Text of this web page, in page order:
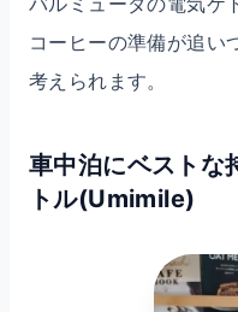
コーヒーの準備が追い
考えられます。
車中泊にベストな
トル(Umimile)